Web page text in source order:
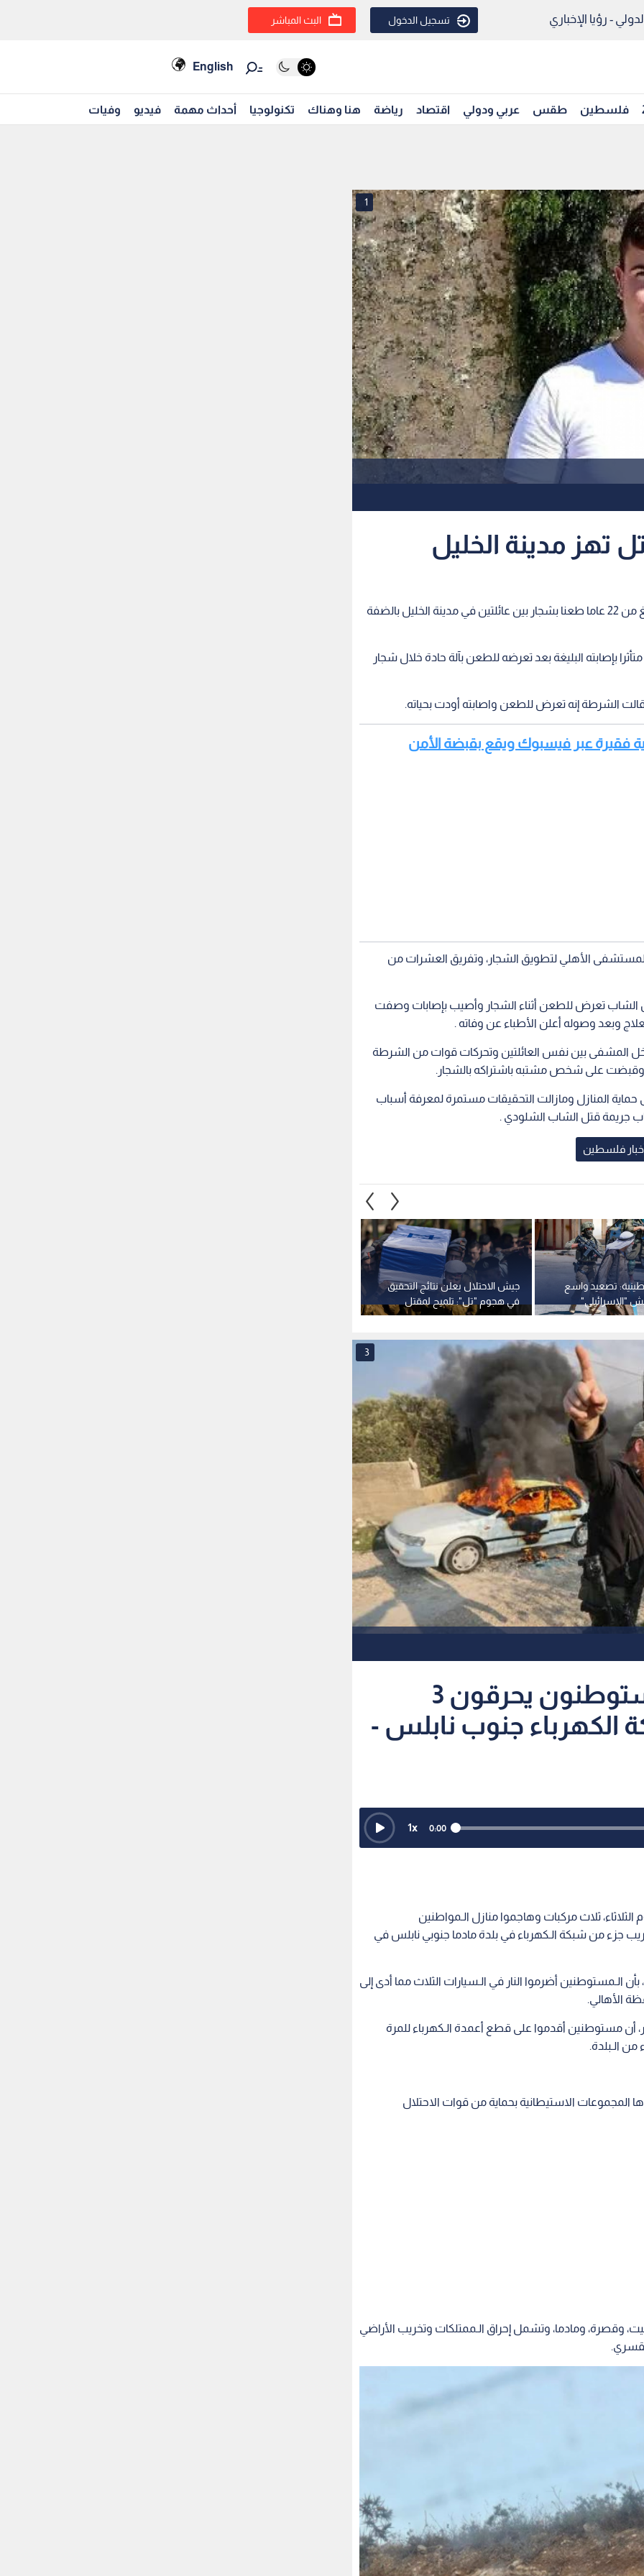
- رؤيا الإخباري تسجيل الدخول البث المباشر
English
فلسطين طقس عربي ودولي اقتصاد رياضة هنا وهناك تكنولوجيا أحداث مهمة فيديو وفيات
1
تهز مدينة الخليل
أعلنت الشرطة الفلسطينية، الجمعة، مقتل شاب يبلغ من 22 عاما طعنا بشجار بين عائلتين في مدينة الخليل بالضفة
بإصابته البليغة بعد تعرضه للطعن بآلة حادة خلال شجار
فقيرة عبر فيسبوك ويقع بقبضة الأمن
الأهلي لتطويق الشجار، وتفريق العشرات من
الشاب تعرض للطعن أثناء الشجار وأصيب بإصابات وصفت
وبعد وصوله أعلن الأطباء عن وفاته .
المشفى بين نفس العائلتين وتحركات قوات من الشرطة
وقبضت على شخص مشتبه باشتراكه بالشجار.
المنازل ومازالت التحقيقات مستمرة لمعرفة أسباب
جريمة قتل الشاب الشلودي .
فلسطين
جيش الاحتلال يعلن نتائج التحقيق
في هجوم "تل": تلميح لمقتل
جندي بنيران صديقة
تصعيد واسع
"الإسرائيلي"
بالبيرة ويعتقل
3
مصادر فلسطينية: مستوطنون يحرقون 3
الكهرباء جنوب نابلس -
0:00
1x
ثلاث مركبات وهاجموا منازل الـمواطنين
جزء من شبكة الـكهرباء في بلدة مادما جنوبي نابلس في
الـمستوطنين أضرموا النار في الـسيارات الثلاث مما أدى إلى
الأهالي.
مستوطنين أقدموا على قطع أعمدة الـكهرباء للمرة
من الـبلدة.
المجموعات الاستيطانية بحماية من قوات الاحتلال
وقصرة، ومادما، وتشمل إحراق الـممتلكات وتخريب الأراضي